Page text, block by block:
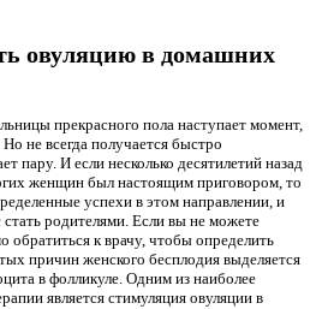
овуляцию в домашних
прекрасного пола наступает момент,
не всегда получается быстро
пару. И если несколько десятилетий назад
женщин был настоящим приговором, то
успехи в этом направлении, и
родителями. Если вы не можете
обратиться к врачу, чтобы определить
причин женского бесплодия выделяется
в фолликуле. Одним из наиболее
является стимуляция овуляции в